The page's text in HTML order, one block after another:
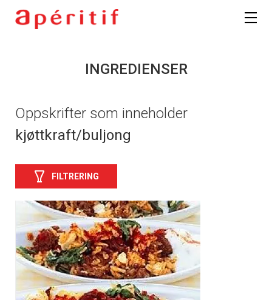
INGREDIENSER
Oppskrifter som inneholder
kjøttkraft/buljong
FILTRERING